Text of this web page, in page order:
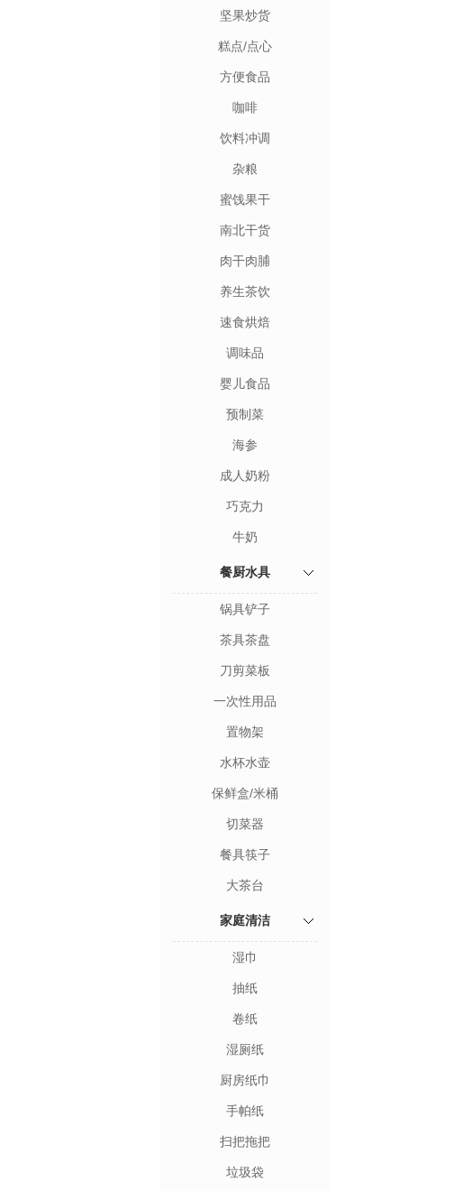
坚果炒货
糕点/点心
方便食品
咖啡
饮料冲调
杂粮
蜜饯果干
南北干货
肉干肉脯
养生茶饮
速食烘焙
调味品
婴儿食品
预制菜
海参
成人奶粉
巧克力
牛奶
餐厨水具
锅具铲子
茶具茶盘
刀剪菜板
一次性用品
置物架
水杯水壶
保鲜盒/米桶
切菜器
餐具筷子
大茶台
家庭清洁
湿巾
抽纸
卷纸
湿厕纸
厨房纸巾
手帕纸
扫把拖把
垃圾袋